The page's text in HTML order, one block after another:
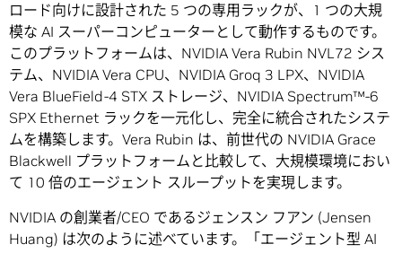
ロード向けに設計された 5 つの専用ラックが、1 つの大規
模な AI スーパーコンピューターとして動作するものです。
このプラットフォームは、NVIDIA Vera Rubin NVL72 シス
テム、NVIDIA Vera CPU、NVIDIA Groq 3 LPX、NVIDIA
Vera BlueField-4 STX ストレージ、NVIDIA Spectrum™-6
SPX Ethernet ラックを一元化し、完全に統合されたシステ
ムを構築します。Vera Rubin は、前世代の NVIDIA Grace
Blackwell プラットフォームと比較して、大規模環境におい
て 10 倍のエージェント スループットを実現します。
NVIDIA の創業者/CEO であるジェンスン フアン (Jensen
Huang) は次のように述べています。「エージェント型 AI